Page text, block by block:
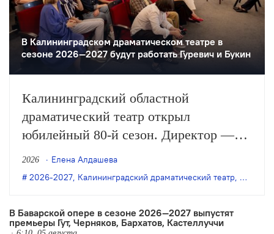
В Калининградском драматическом театре в
сезоне 2026—2027 будут работать Гуревич и Букин
Калининградский областной
драматический театр открыл
юбилейный 80-й сезон. Директор —
художественный руководитель театра
Александр Федоренко рассказал
коллектива — намеченных до конца
календарного года премьерах и работе
2026
Елена Алдашева
2026-2027, Калининградский драматический театр, Марк
В Баварской опере в сезоне 2026—2027 выпустят
премьеры Гут, Черняков, Бархатов, Кастеллуччи